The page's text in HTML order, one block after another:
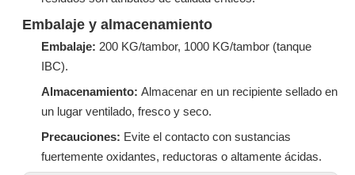
Embalaje y almacenamiento
Embalaje: 200 KG/tambor, 1000 KG/tambor (tanque
IBC).
Almacenamiento: Almacenar en un recipiente sellado en
un lugar ventilado, fresco y seco.
Precauciones: Evite el contacto con sustancias
fuertemente oxidantes, reductoras o altamente ácidas.